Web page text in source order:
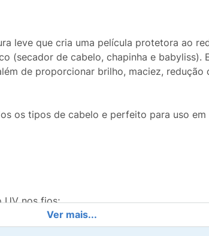
leve que cria uma película protetora ao
(secador de cabelo, chapinha e babyliss).
de proporcionar brilho, maciez,
os tipos de cabelo e perfeito para uso
UV nos fios;
frizz e prevenção do desbotamento da
Ver mais...